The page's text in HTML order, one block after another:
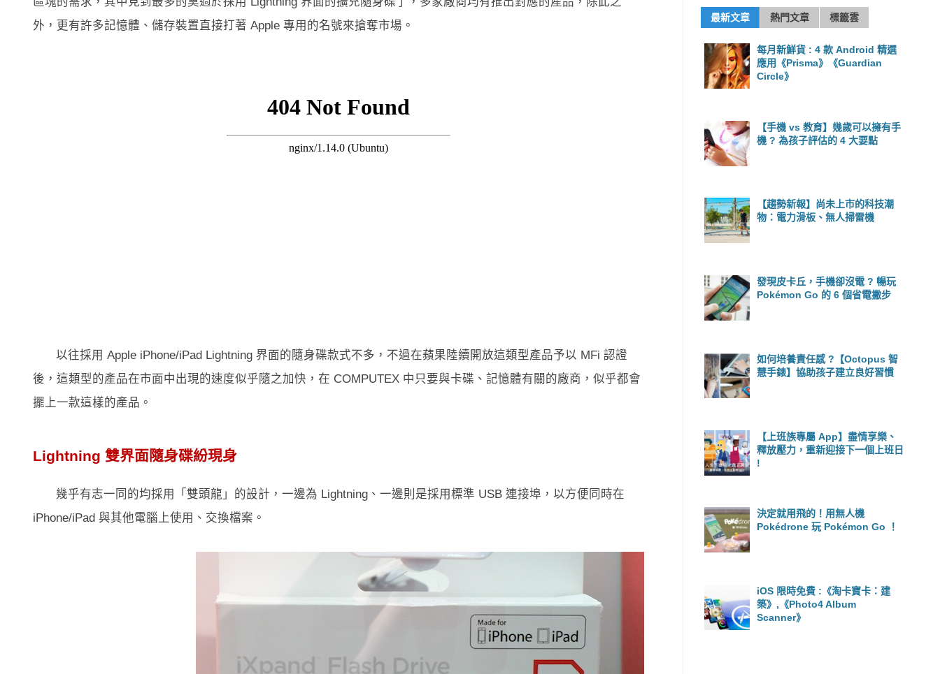
外，更有許多記憶體、儲存裝置直接打著 Apple 專用的名號來搶奪市場。
以往採用 Apple iPhone/iPad Lightning 界面的隨身碟款式不多，不過在蘋果陸續開放這類型產品予以 MFi 認證
後，這類型的產品在市面中出現的速度似乎隨之加快，在 COMPUTEX 中只要與卡碟、記憶體有關的廠商，似乎都會
擺上一款這樣的產品。
Lightning 雙界面隨身碟紛現身
幾乎有志一同的均採用「雙頭龍」的設計，一邊為 Lightning、一邊則是採用標準 USB 連接埠，以方便同時在
iPhone/iPad 與其他電腦上使用、交換檔案。
最新文章 熱門文章 標籤雲
每月新鮮貨 : 4 款 Android 精選
應用《Prisma》《Guardian
Circle》
【手機 vs 教育】幾歲可以擁有手
機 ? 為孩子評估的 4 大要點
【趨勢新報】尚未上市的科技潮
物：電力滑板、無人掃雷機
發現皮卡丘，手機卻沒電 ? 暢玩
Pokémon Go 的 6 個省電撇步
如何培養責任感 ?【Octopus 智
慧手錶】協助孩子建立良好習慣
【上班族專屬 App】盡情享樂、
釋放壓力，重新迎接下一個上班日
!
決定就用飛的！用無人機
Pokédrone 玩 Pokémon Go ！
iOS 限時免費 :《淘卡寶卡：建
築》,《Photo4 Album
Scanner》